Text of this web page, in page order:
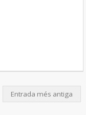
Entrada més antiga